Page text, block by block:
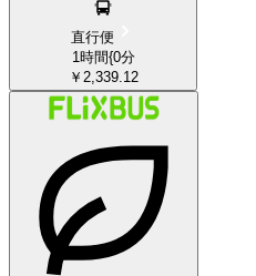
直行便
1時間{0分
￥2,339.12